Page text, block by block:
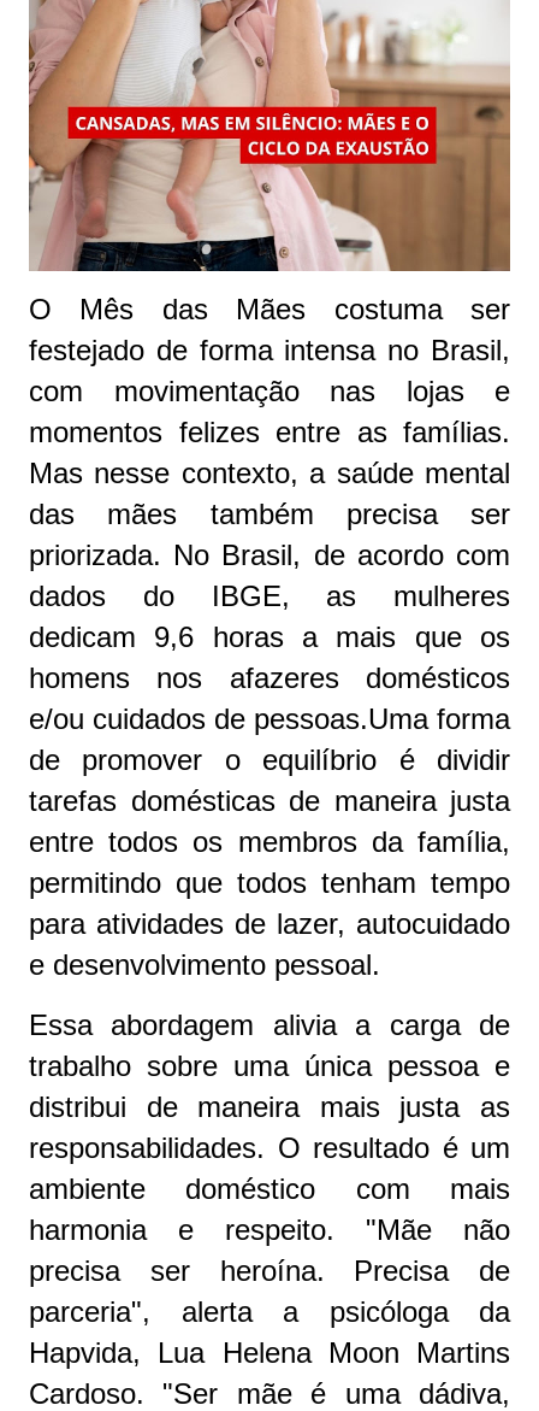
O Mês das Mães costuma ser
festejado de forma intensa no Brasil,
com movimentação nas lojas e
momentos felizes entre as famílias.
Mas nesse contexto, a saúde mental
das mães também precisa ser
priorizada. No Brasil, de acordo com
dados do IBGE, as mulheres
dedicam 9,6 horas a mais que os
homens nos afazeres domésticos
e/ou cuidados de pessoas.Uma forma
de promover o equilíbrio é dividir
tarefas domésticas de maneira justa
entre todos os membros da família,
permitindo que todos tenham tempo
para atividades de lazer, autocuidado
e desenvolvimento pessoal.
Essa abordagem alivia a carga de
trabalho sobre uma única pessoa e
distribui de maneira mais justa as
responsabilidades. O resultado é um
ambiente doméstico com mais
harmonia e respeito. "Mãe não
precisa ser heroína. Precisa de
parceria", alerta a psicóloga da
Hapvida, Lua Helena Moon Martins
Cardoso. "Ser mãe é uma dádiva,